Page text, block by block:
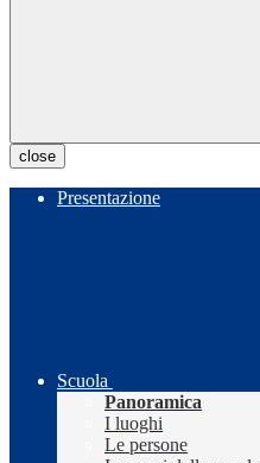
close
Presentazione
Scuola
Panoramica
I luoghi
Le persone